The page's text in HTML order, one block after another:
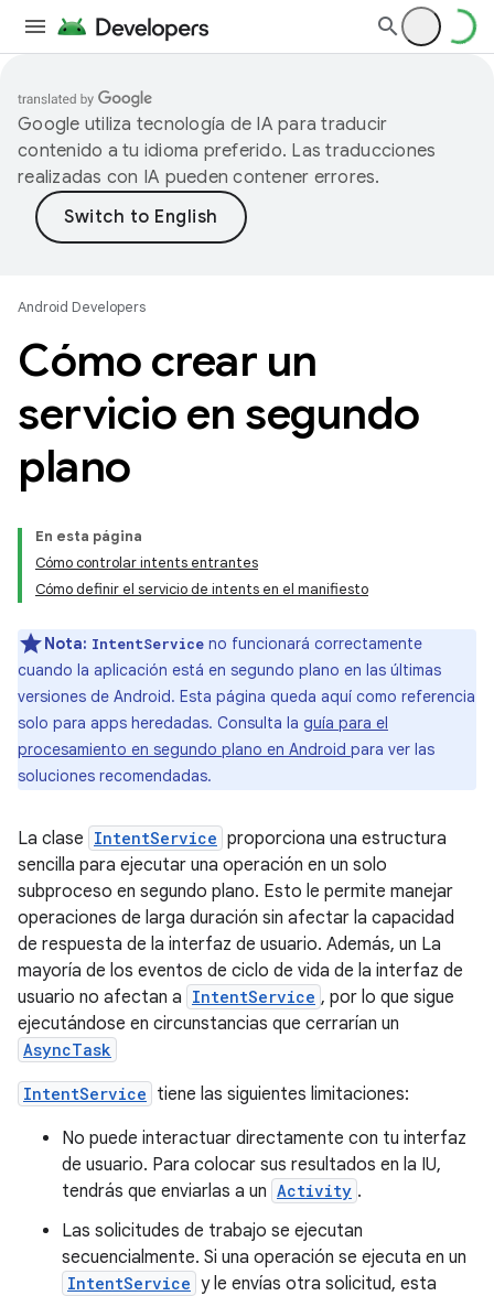
Google utiliza tecnología de IA para traducir
contenido a tu idioma preferido. Las traducciones
realizadas con IA pueden contener errores.
Android Developers
Cómo crear un
servicio en segundo
plano
En esta página
Cómo controlar intents entrantes
Cómo definir el servicio de intents en el manifiesto
Nota: IntentService no funcionará correctamente
cuando la aplicación está en segundo plano en las últimas
versiones de Android. Esta página queda aquí como referencia
solo para apps heredadas. Consulta la guía para el
procesamiento en segundo plano en Android para ver las
soluciones recomendadas.
La clase IntentService proporciona una estructura
sencilla para ejecutar una operación en un solo
subproceso en segundo plano. Esto le permite manejar
operaciones de larga duración sin afectar la capacidad
de respuesta de la interfaz de usuario. Además, un La
mayoría de los eventos de ciclo de vida de la interfaz de
usuario no afectan a IntentService , por lo que sigue
ejecutándose en circunstancias que cerrarían un
AsyncTask
IntentService tiene las siguientes limitaciones:
No puede interactuar directamente con tu interfaz
de usuario. Para colocar sus resultados en la IU,
tendrás que enviarlas a un Activity .
Las solicitudes de trabajo se ejecutan
secuencialmente. Si una operación se ejecuta en un
IntentService y le envías otra solicitud, esta